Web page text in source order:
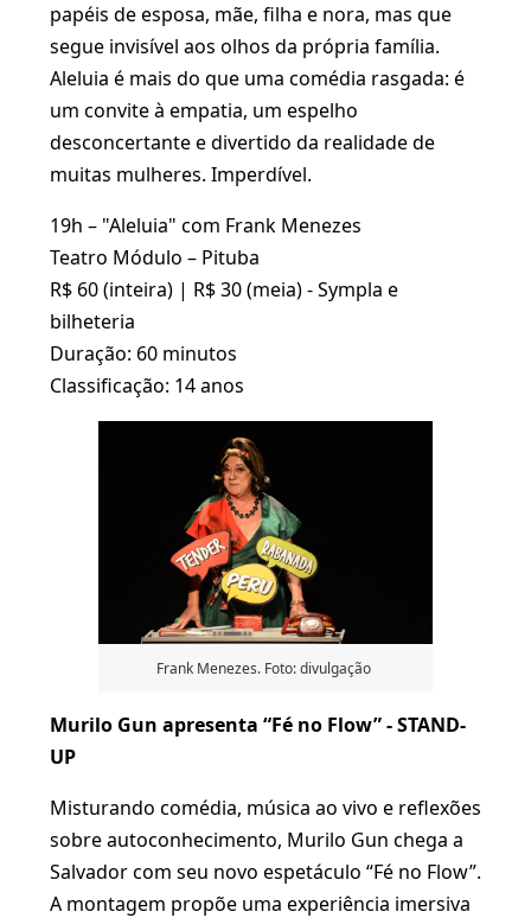
papéis de esposa, mãe, filha e nora, mas que
segue invisível aos olhos da própria família.
Aleluia é mais do que uma comédia rasgada: é
um convite à empatia, um espelho
desconcertante e divertido da realidade de
muitas mulheres. Imperdível.
19h – "Aleluia" com Frank Menezes
Teatro Módulo – Pituba
R$ 60 (inteira) | R$ 30 (meia) - Sympla e
bilheteria
Duração: 60 minutos
Classificação: 14 anos
Frank Menezes. Foto: divulgação
Murilo Gun apresenta “Fé no Flow” - STAND-
UP
Misturando comédia, música ao vivo e reflexões
sobre autoconhecimento, Murilo Gun chega a
Salvador com seu novo espetáculo “Fé no Flow”.
A montagem propõe uma experiência imersiva